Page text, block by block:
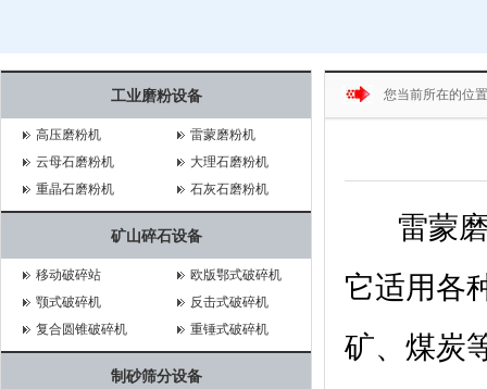
工业磨粉设备
高压磨粉机
雷蒙磨粉机
云母石磨粉机
大理石磨粉机
重晶石磨粉机
石灰石磨粉机
矿山碎石设备
移动破碎站
欧版鄂式破碎机
颚式破碎机
反击式破碎机
复合圆锥破碎机
重锤式破碎机
制砂筛分设备
您当前所在的位
雷蒙磨
它适用各
矿、煤炭